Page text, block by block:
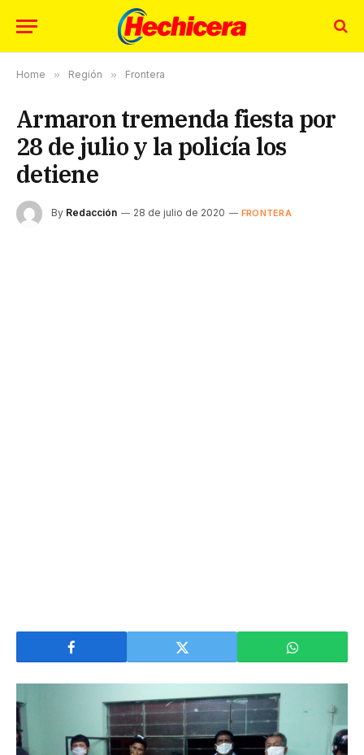
Home » Región » Frontera
Armaron tremenda fiesta por
28 de julio y la policía los
detiene
By Redacción 28 de julio de 2020 FRONTERA